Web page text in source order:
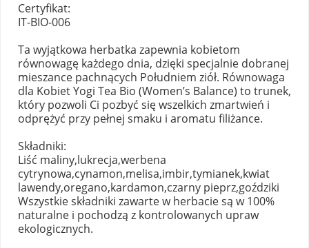
Certyfikat:
IT-BIO-006
Ta wyjątkowa herbatka zapewnia kobietom
równowagę każdego dnia, dzięki specjalnie dobranej
mieszance pachnących Południem ziół. Równowaga
dla Kobiet Yogi Tea Bio (Women’s Balance) to trunek,
który pozwoli Ci pozbyć się wszelkich zmartwień i
odprężyć przy pełnej smaku i aromatu filiżance.
Składniki:
Liść maliny,lukrecja,werbena
cytrynowa,cynamon,melisa,imbir,tymianek,kwiat
lawendy,oregano,kardamon,czarny pieprz,goździki
Wszystkie składniki zawarte w herbacie są w 100%
naturalne i pochodzą z kontrolowanych upraw
ekologicznych.